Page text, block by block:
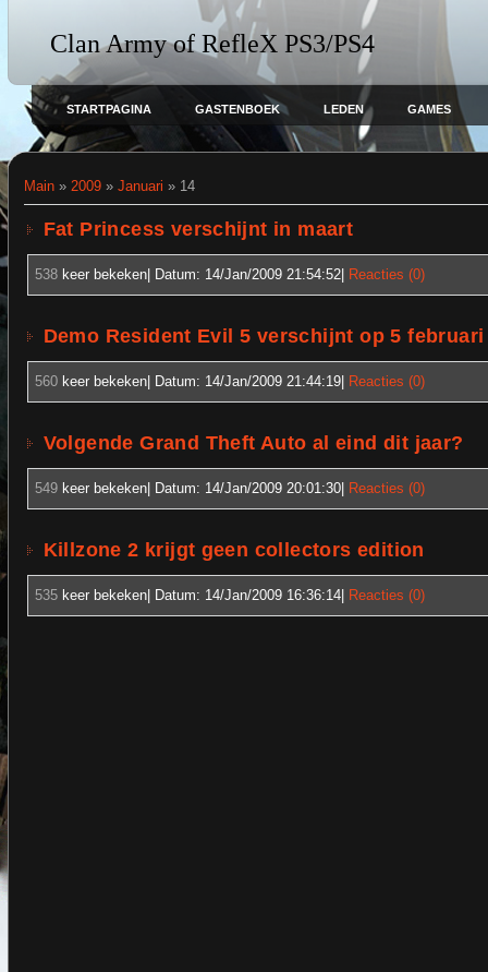
Clan Army of RefleX PS3/PS4
STARTPAGINA GASTENBOEK LEDEN GAMES
Main» 2009 » Januari » 14
Fat Princess verschijnt in maart
538 keer bekeken| Datum: 14/Jan/2009 21:54:52| Reacties (0)
Demo Resident Evil 5 verschijnt op 5 februari
560 keer bekeken| Datum: 14/Jan/2009 21:44:19| Reacties (0)
Volgende Grand Theft Auto al eind dit jaar?
549 keer bekeken| Datum: 14/Jan/2009 20:01:30| Reacties (0)
Killzone 2 krijgt geen collectors edition
535 keer bekeken| Datum: 14/Jan/2009 16:36:14| Reacties (0)